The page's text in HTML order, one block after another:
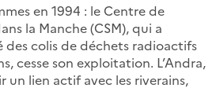
en 1994 : le Centre de
la Manche (CSM), qui a
colis de déchets radioactifs
cesse son exploitation. L’Andra,
un lien actif avec les riverains,